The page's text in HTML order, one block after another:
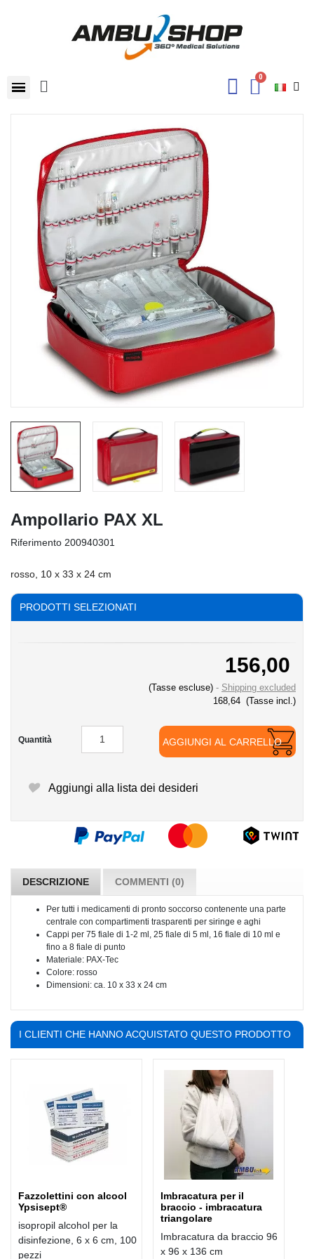
Ampollario PAX XL
Riferimento 200940301
rosso, 10 x 33 x 24 cm
PRODOTTI SELEZIONATI
156,00
(Tasse escluse)
Shipping excluded
168,64 (Tasse incl.)
Quantità AGGIUNGI AL CARRELLO
Aggiungi alla lista dei desideri
DESCRIZIONE COMMENTI (0)
Per tutti i medicamenti di pronto soccorso contenente una parte
centrale con compartimenti trasparenti per siringe e aghi
Cappi per 75 fiale di 1-2 ml, 25 fiale di 5 ml, 16 fiale di 10 ml e
fino a 8 fiale di punto
Materiale: PAX-Tec
Colore: rosso
Dimensioni: ca. 10 x 33 x 24 cm
I CLIENTI CHE HANNO ACQUISTATO QUESTO PRODOTTO
Fazzolettini con alcool
Ypsisept®
isopropil alcohol per la
disinfezione, 6 x 6 cm, 100
pezzi
Imbracatura per il
braccio - imbracatura
triangolare
Imbracatura da braccio 96
x 96 x 136 cm